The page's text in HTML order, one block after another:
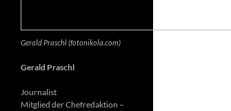
Gerald Praschl (fotonikola.com)
Gerald Praschl
Journalist
Mitglied der Chefredaktion –